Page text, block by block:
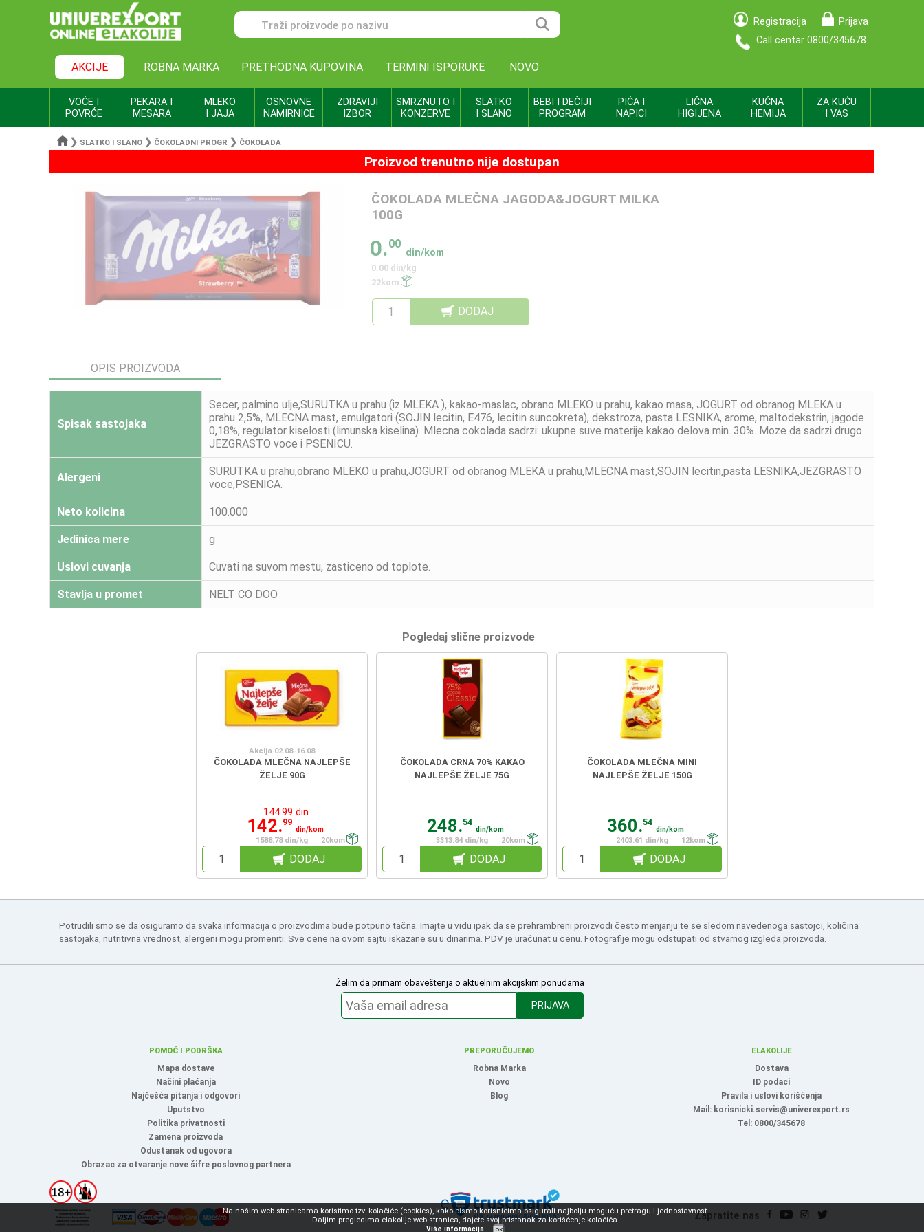
Registracija
Prijava
Call centar 0800/345678
AKCIJE ROBNA MARKA PRETHODNA KUPOVINA TERMINI ISPORUKE NOVO
VOĆE I
POVRĆE
PEKARA I
MESARA
MLEKO
I JAJA
OSNOVNE
NAMIRNICE
ZDRAVIJI
IZBOR
SMRZNUTO I
KONZERVE
SLATKO
I SLANO
BEBI I DEČIJI
PROGRAM
PIĆA I
NAPICI
LIČNA
HIGIJENA
KUĆNA
HEMIJA
ZA KUĆU
I VAS
❯ SLATKO I SLANO ❯ ČOKOLADNI PROGR ❯ ČOKOLADA
Proizvod trenutno nije dostupan
ČOKOLADA MLEČNA JAGODA&JOGURT MILKA
100G
0.00
din/kom
0.00 din/kg
22kom
DODAJ
OPIS PROIZVODA
Spisak sastojaka
Secer, palmino ulje,SURUTKA u prahu (iz MLEKA ), kakao-maslac, obrano MLEKO u prahu, kakao masa, JOGURT od obranog MLEKA u
prahu 2,5%, MLECNA mast, emulgatori (SOJIN lecitin, E476, lecitin suncokreta), dekstroza, pasta LESNIKA, arome, maltodekstrin, jagode
0,18%, regulator kiselosti (limunska kiselina). Mlecna cokolada sadrzi: ukupne suve materije kakao delova min. 30%. Moze da sadrzi drugo
JEZGRASTO voce i PSENICU.
Alergeni
SURUTKA u prahu,obrano MLEKO u prahu,JOGURT od obranog MLEKA u prahu,MLECNA mast,SOJIN lecitin,pasta LESNIKA,JEZGRASTO
voce,PSENICA.
Neto kolicina 100.000
Jedinica mere g
Uslovi cuvanja Cuvati na suvom mestu, zasticeno od toplote.
Stavlja u promet NELT CO DOO
Pogledaj slične proizvode
Akcija 02.08-16.08
ČOKOLADA MLEČNA NAJLEPŠE
ŽELJE 90G
144.99 din
142.99
din/kom
1588.78 din/kg
20kom
DODAJ
ČOKOLADA CRNA 70% KAKAO
NAJLEPŠE ŽELJE 75G
248.54
din/kom
3313.84 din/kg
20kom
DODAJ
ČOKOLADA MLEČNA MINI
NAJLEPŠE ŽELJE 150G
360.54
din/kom
2403.61 din/kg
12kom
DODAJ
Potrudili smo se da osiguramo da svaka informacija o proizvodima bude potpuno tačna. Imajte u vidu ipak da se prehrambreni proizvodi često menjanju te se sledom navedenoga sastojci, količina
sastojaka, nutritivna vrednost, alergeni mogu promeniti. Sve cene na ovom sajtu iskazane su u dinarima. PDV je uračunat u cenu. Fotografije mogu odstupati od stvarnog izgleda proizvoda.
Želim da primam obaveštenja o aktuelnim akcijskim ponudama
PRIJAVA
POMOĆ I PODRŠKA
Mapa dostave
Načini plaćanja
Najčešća pitanja i odgovori
Uputstvo
Politika privatnosti
Zamena proizvoda
Odustanak od ugovora
Obrazac za otvaranje nove šifre poslovnog partnera
PREPORUČUJEMO
Robna Marka
Novo
Blog
ELAKOLIJE
Dostava
ID podaci
Pravila i uslovi korišćenja
Mail: korisnicki.servis@univerexport.rs
Tel: 0800/345678
Zapratite nas
Na našim web stranicama koristimo tzv. kolačiće (cookies), kako bismo korisnicima osigurali najbolju moguću pretragu i jednostavnost.
Daljim pregledima elakolije web stranica, dajete svoj pristanak za korišćenje kolačića.
Više informacija OK